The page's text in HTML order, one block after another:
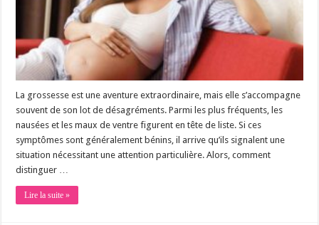
La grossesse est une aventure extraordinaire, mais elle s’accompagne
souvent de son lot de désagréments. Parmi les plus fréquents, les
nausées et les maux de ventre figurent en tête de liste. Si ces
symptômes sont généralement bénins, il arrive qu’ils signalent une
situation nécessitant une attention particulière. Alors, comment
distinguer …
Lire la suite »